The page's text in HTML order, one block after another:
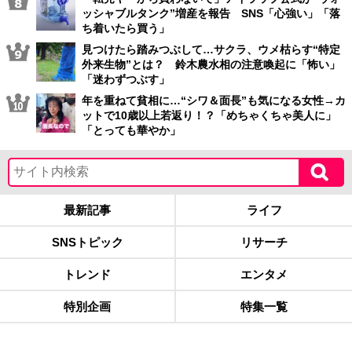
ッシャブルタンク”増産を報告 SNS「心強い」「落
ち着いたら買う」
見つけたら踏みつぶして…サクラ、ウメ枯らす“特定
外来生物”とは？ 鈴木農水相の注意喚起に「怖い」
「迷わずつぶす」
年を重ねて貧相に…“シワ＆面長”も気になる女性→カ
ットで10歳以上若返り！？「めちゃくちゃ美人に」
「とっても華やか」
最新記事 ライフ
SNSトピック リサーチ
トレンド エンタメ
特別企画 特集一覧